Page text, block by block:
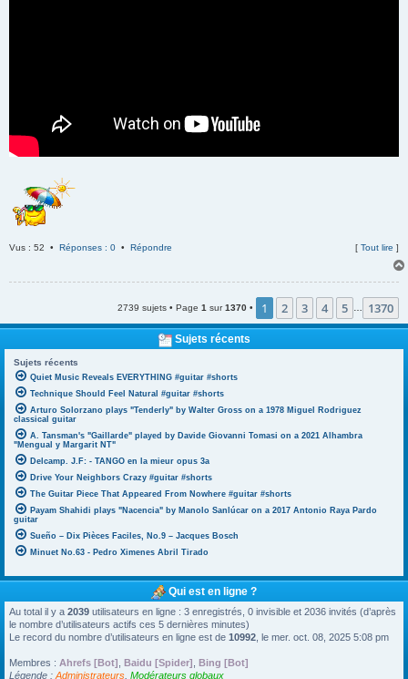
Vus : 52 • Réponses : 0 • Répondre [ Tout lire ]
2739 sujets • Page 1 sur1370 • 1 2 3 4 5 1370
Sujets récents
Sujets récents
Quiet Music Reveals EVERYTHING #guitar #shorts
Technique Should Feel Natural #guitar #shorts
Arturo Solorzano plays "Tenderly" by Walter Gross on a 1978 Miguel Rodriguez
classical guitar
A. Tansman's "Gaillarde" played by Davide Giovanni Tomasi on a 2021 Alhambra
"Mengual y Margarit NT"
Delcamp. J.F: - TANGO en la mieur opus 3a
Drive Your Neighbors Crazy #guitar #shorts
The Guitar Piece That Appeared From Nowhere #guitar #shorts
Payam Shahidi plays "Nacencia" by Manolo Sanlúcar on a 2017 Antonio Raya Pardo
guitar
Sueño – Dix Pièces Faciles, No.9 – Jacques Bosch
Minuet No.63 - Pedro Ximenes Abril Tirado
Qui est en ligne ?
Au total il y a 2039 utilisateurs en ligne : 3 enregistrés, 0 invisible et 2036 invités (d’après
le nombre d’utilisateurs actifs ces 5 dernières minutes)
Le record du nombre d’utilisateurs en ligne est de 10992 , le mer. oct. 08, 2025 5:08 pm
Membres : Ahrefs [Bot] Baidu [Spider] Bing [Bot]
Légende : Administrateurs Modérateurs globaux